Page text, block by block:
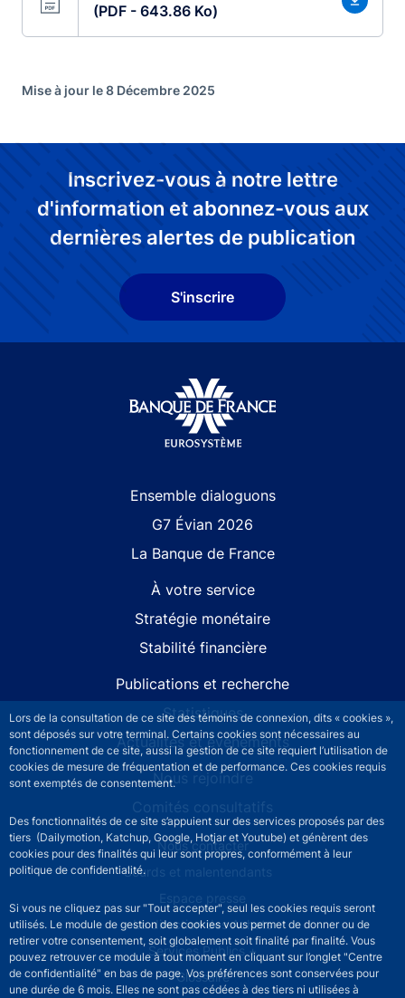
Lors de la consultation de ce site des témoins de connexion, dits « cookies »,
sont déposés sur votre terminal. Certains cookies sont nécessaires au
fonctionnement de ce site, aussi la gestion de ce site requiert l’utilisation de
cookies de mesure de fréquentation et de performance. Ces cookies requis
sont exemptés de consentement.
Des fonctionnalités de ce site s’appuient sur des services proposés par des
tiers (Dailymotion, Katchup, Google, Hotjar et Youtube) et génèrent des
cookies pour des finalités qui leur sont propres, conformément à leur
politique de confidentialité.
Si vous ne cliquez pas sur "Tout accepter", seul les cookies requis seront
utilisés. Le module de gestion des cookies vous permet de donner ou de
retirer votre consentement, soit globalement soit finalité par finalité. Vous
pouvez retrouver ce module à tout moment en cliquant sur l’onglet "Centre
de confidentialité" en bas de page. Vos préférences sont conservées pour
une durée de 6 mois. Elles ne sont pas cédées à des tiers ni utilisées à
(PDF - 643.86 Ko)
Mise à jour le 8 Décembre 2025
Inscrivez-vous à notre lettre
d'information et abonnez-vous aux
dernières alertes de publication
S'inscrire
Ensemble dialoguons
G7 Évian 2026
La Banque de France
À votre service
Stratégie monétaire
Stabilité financière
Publications et recherche
Statistiques
Actualités et événements
Nous rejoindre
Comités consultatifs
Footer secondary menuNous contacter
Sourds et malentendants
Espace presse
La direction des Achats
Services Publics +
Glossaire